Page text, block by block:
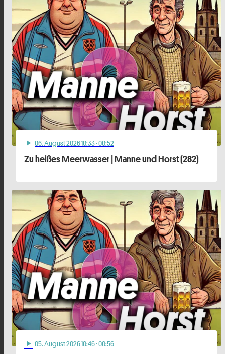
play_arrow 06. August 2026 10:33· 00:52
Zu heißes Meerwasser | Manne und Horst (282)
play_arrow 05. August 2026 10:46· 00:56